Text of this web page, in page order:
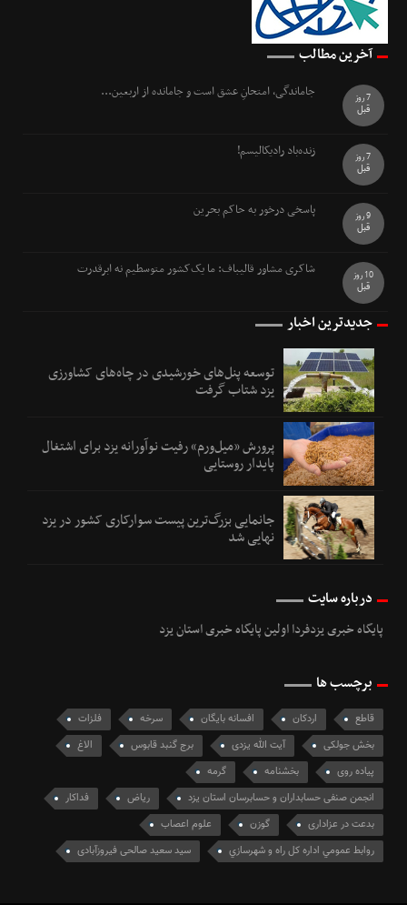
آخرین مطالب
جاماندگی، امتحانِ عشق است و جامانده از اربعین...
7 روز
قبل
زنده‌باد رادیکالیسم!
7 روز
قبل
پاسخی درخور به حاکم بحرین
9 روز
قبل
شاکری مشاور قالیباف: ما یک‌کشور متوسطیم نه ابرقدرت
10 روز
قبل
جدیدترین اخبار
توسعه پنل‌های خورشیدی در چاه‌های کشاورزی
یزد شتاب گرفت
پرورش «میل‌ورم» رفیت نوآورانه یزد برای اشتغال
پایدار روستایی
جانمایی بزرگ‌ترین پیست سوارکاری کشور در یزد
نهایی شد
درباره سایت
پایگاه خبری یزدفردا اولین پایگاه خبری استان یزد
برچسب ها
قاطع اردکان افسانه بایگان سرخه
فلزات
بخش جولکی
آیت الله یزدی برج گنبد قابوس
الاغ
پیاده روی
بخشنامه
گرمه
انجمن صنفی حسابداران و حسابرسان استان یزد
ریاض
فداکار
بدعت در عزاداری
گوزن
علوم اعصاب
روابط عمومي اداره كل راه و شهرسازي
سید سعید صالحی فیروزآبادی